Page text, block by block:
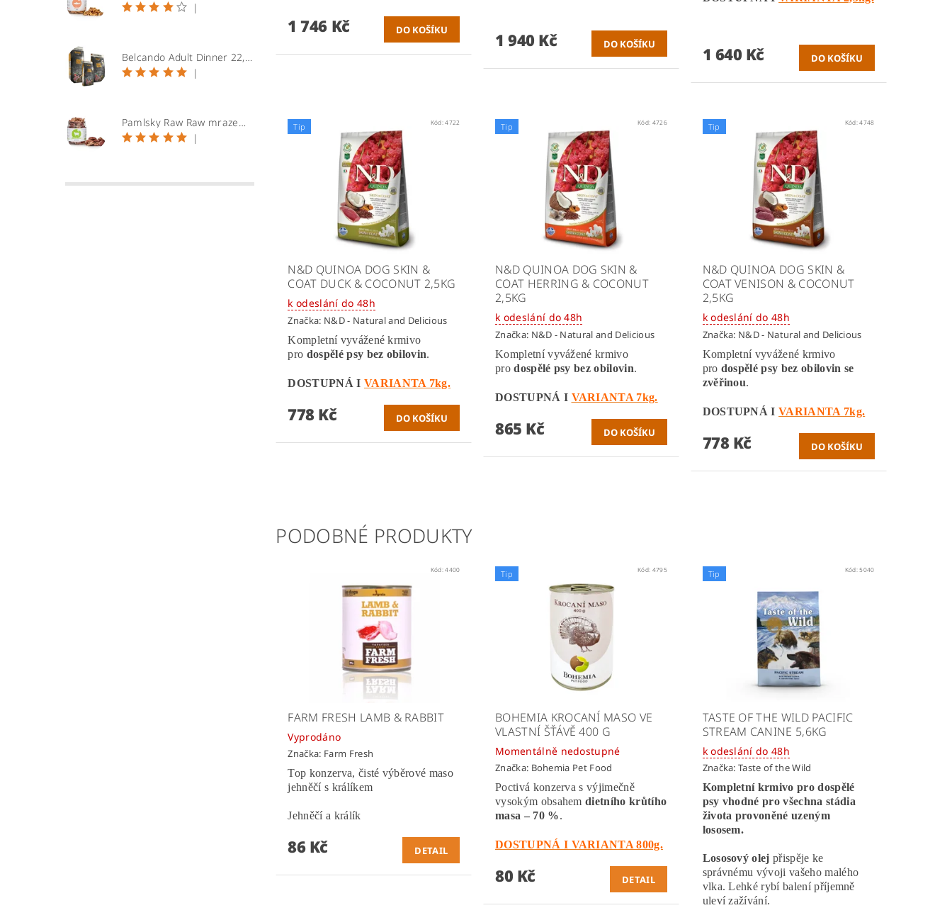
|
Belcando Adult Dinner 22,5kg
|
Pamlsky Raw Raw mrazem sušené Jehně plíce 50g
|
1 746 Kč
1 940 Kč
1 640 Kč
Tip Kód:4722
N&D QUINOA DOG SKIN &
COAT DUCK & COCONUT 2,5KG
k odeslání do 48h
Značka: N&D - Natural and Delicious
Kompletní vyvážené krmivo
pro dospělé psy bez obilovin.
DOSTUPNÁ I VARIANTA 7kg.
778 Kč
Tip Kód: 4726
N&D QUINOA DOG SKIN &
COAT HERRING & COCONUT
2,5KG
k odeslání do 48h
Značka: N&D - Natural and Delicious
Kompletní vyvážené krmivo
prodospělé psy bez obilovin.
DOSTUPNÁ I VARIANTA 7kg.
865 Kč
Tip Kód:4748
N&D QUINOA DOG SKIN &
COAT VENISON & COCONUT
2,5KG
k odeslání do 48h
Značka: N&D - Natural and Delicious
Kompletní vyvážené krmivo
pro dospělé psy bez obilovin se
zvěřinou.
DOSTUPNÁ IVARIANTA 7kg.
778 Kč
PODOBNÉ PRODUKTY
Kód:4400
FARM FRESH LAMB & RABBIT
Vyprodáno
Značka: Farm Fresh
Top konzerva, čisté výběrové maso
jehněčí s králíkem
Jehněčí a králík
86 Kč DETAIL
Tip Kód: 4795
BOHEMIA KROCANÍ MASO VE
VLASTNÍ ŠŤÁVĚ 400 G
Momentálně nedostupné
Značka: Bohemia Pet Food
Poctivá konzerva s výjimečně
vysokým obsahemdietního krůtího
masa – 70 %.
DOSTUPNÁ I VARIANTA 800g.
80 Kč DETAIL
Tip Kód:5040
TASTE OF THE WILD PACIFIC
STREAM CANINE 5,6KG
k odeslání do 48h
Značka:Taste of the Wild
Kompletní krmivo pro dospělé
psy vhodné pro všechna stádia
života provoněné uzeným
lososem.
Lososový olej přispěje ke
správnému vývoji vašeho malého
vlka. Lehké rybí balení příjemně
uleví zažívání.